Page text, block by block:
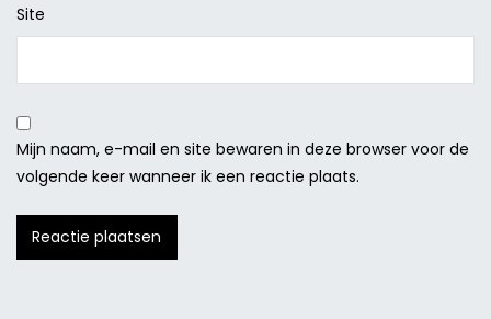
Site
Mijn naam, e-mail en site bewaren in deze browser voor de
volgende keer wanneer ik een reactie plaats.